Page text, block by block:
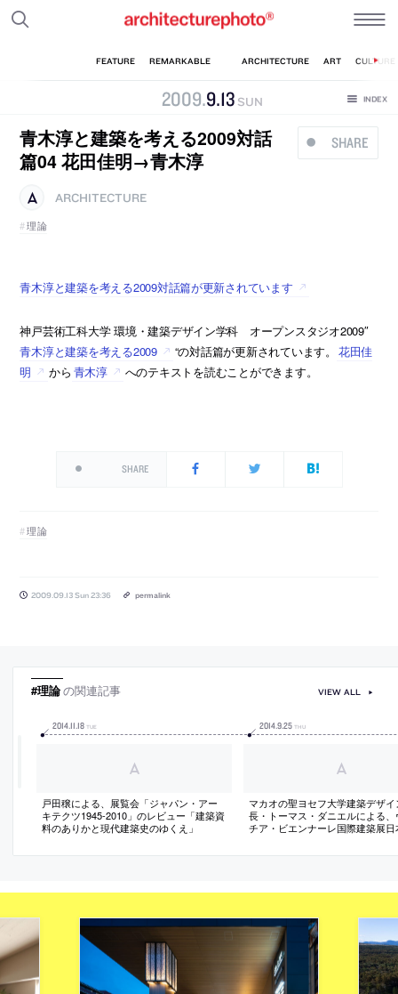
2009.9.13 SUN
SHARE
青木淳と建築を考える2009対話
篇04 花田佳明→青木淳
ARCHITECTURE
理論
青木淳と建築を考える2009対話篇が更新されています
神戸芸術工科大学 環境・建築デザイン学科 オープンスタジオ2009″
青木淳と建築を考える2009
“の対話篇が更新されています。 花田佳
明
から 青木淳 へのテキストを読むことができます。
SHARE
理論
2009.09.13 Sun 23:36 permalink
#理論の関連記事
2014.11 18 TUE
戸田穣による、展覧会「ジャパン・アー
キテクツ1945-2010」のレビュー「建築資
料のありかと現代建築史のゆくえ」
2014.9.25 THU
マカオの聖ヨセフ大学建築デザイ
長・トーマス・ダニエルによる、
チア・ビエンナーレ国際建築展日
VIEW ALL